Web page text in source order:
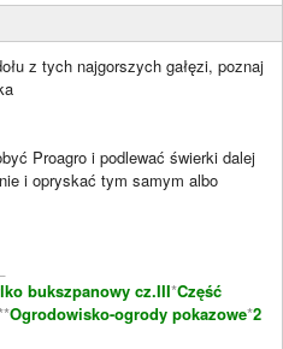
z tych najgorszych gałęzi, poznaj
Proagro i podlewać świerki dalej
i opryskać tym samym albo
bukszpanowy cz.III*Część
Ogrodowisko-ogrody pokazowe*2